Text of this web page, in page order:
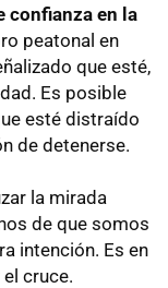
confianza en la
peatonal en
que esté,
Es posible
esté distraído
de detenerse.
la mirada
de que somos
intención. Es en
cruce.